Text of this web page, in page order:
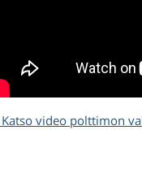
Katso video polttimon